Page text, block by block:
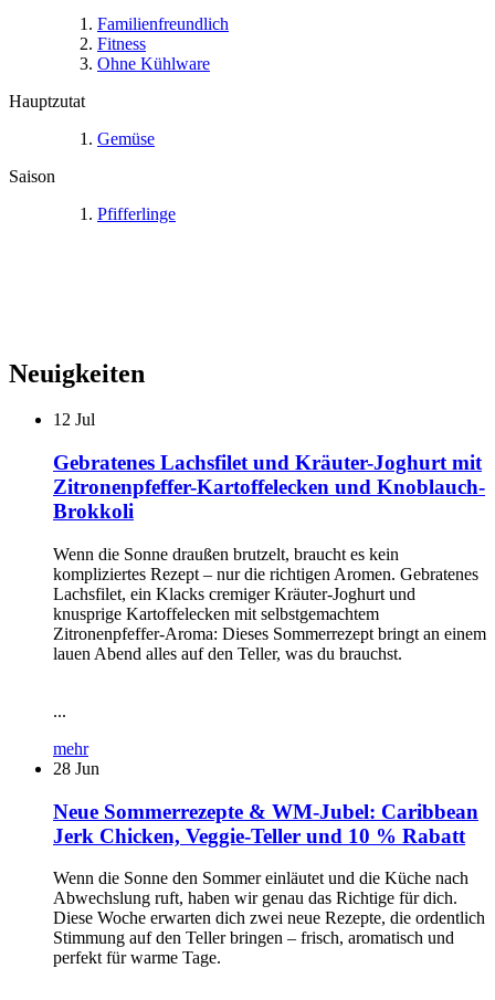
Familienfreundlich
Fitness
Ohne Kühlware
Hauptzutat
Gemüse
Saison
Pfifferlinge
Neuigkeiten
12 Jul
Gebratenes Lachsfilet und Kräuter-Joghurt mit
Zitronenpfeffer-Kartoffelecken und Knoblauch-
Brokkoli
Wenn die Sonne draußen brutzelt, braucht es kein
kompliziertes Rezept – nur die richtigen Aromen. Gebratenes
Lachsfilet, ein Klacks cremiger Kräuter-Joghurt und
knusprige Kartoffelecken mit selbstgemachtem
Zitronenpfeffer-Aroma: Dieses Sommerrezept bringt an einem
lauen Abend alles auf den Teller, was du brauchst.
...
mehr
28 Jun
Neue Sommerrezepte & WM-Jubel: Caribbean
Jerk Chicken, Veggie-Teller und 10 % Rabatt
Wenn die Sonne den Sommer einläutet und die Küche nach
Abwechslung ruft, haben wir genau das Richtige für dich.
Diese Woche erwarten dich zwei neue Rezepte, die ordentlich
Stimmung auf den Teller bringen – frisch, aromatisch und
perfekt für warme Tage.